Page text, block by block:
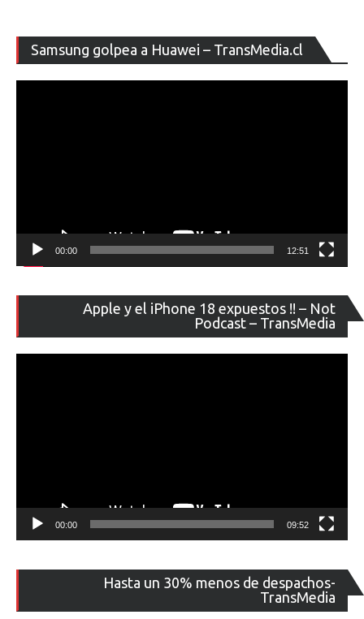
Samsung golpea a Huawei – TransMedia.cl
de
00:00 12:51
Apple y el iPhone 18 expuestos !! – Not
Podcast – TransMedia
de
00:00 09:52
Hasta un 30% menos de despachos-
TransMedia
de